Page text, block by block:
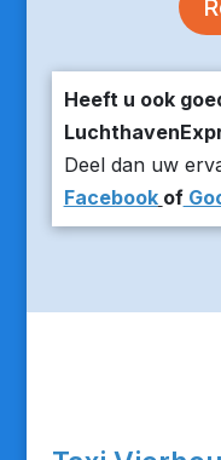
Heeft u ook
Deel dan uw
Facebook of